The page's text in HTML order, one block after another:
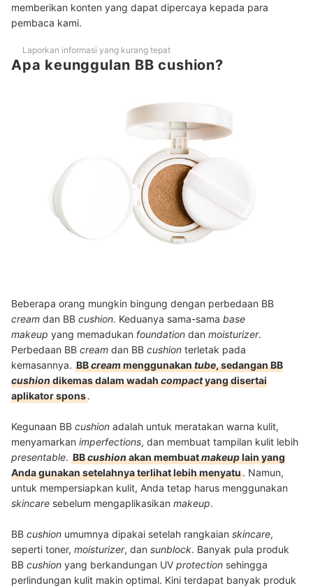
memberikan konten yang dapat dipercaya kepada para
pembaca kami.
Laporkan informasi yang kurang tepat
Apa keunggulan BB cushion?
Beberapa orang mungkin bingung dengan perbedaan BB
cream dan BB cushion. Keduanya sama-sama base
makeup yang memadukan foundation dan moisturizer.
Perbedaan BB cream dan BB cushion terletak pada
kemasannya. BBcreammenggunakantube, sedangan BB
cushiondikemas dalam wadahcompactyang disertai
aplikator spons.
Kegunaan BB cushion adalah untuk meratakan warna kulit,
menyamarkan imperfections, dan membuat tampilan kulit lebih
presentable. BBcushionakan membuatmakeuplain yang
Anda gunakan setelahnya terlihat lebih menyatu. Namun,
untuk mempersiapkan kulit, Anda tetap harus menggunakan
skincare sebelum mengaplikasikan makeup.
BB cushion umumnya dipakai setelah rangkaian skincare,
seperti toner, moisturizer, dan sunblock. Banyak pula produk
BB cushion yang berkandungan UV protection sehingga
perlindungan kulit makin optimal. Kini terdapat banyak produk